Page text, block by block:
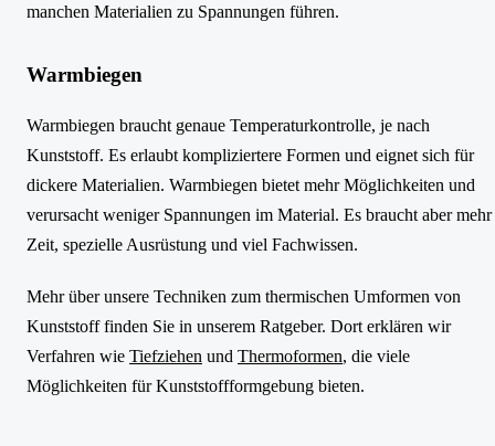
manchen Materialien zu Spannungen führen.
Warmbiegen
Warmbiegen braucht genaue Temperaturkontrolle, je nach
Kunststoff. Es erlaubt kompliziertere Formen und eignet sich für
dickere Materialien. Warmbiegen bietet mehr Möglichkeiten und
verursacht weniger Spannungen im Material. Es braucht aber mehr
Zeit, spezielle Ausrüstung und viel Fachwissen.
Mehr über unsere Techniken zum thermischen Umformen von
Kunststoff finden Sie in unserem Ratgeber. Dort erklären wir
Verfahren wie Tiefziehen und Thermoformen, die viele
Möglichkeiten für Kunststoffformgebung bieten.